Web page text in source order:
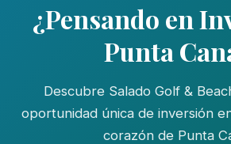
¿Pensando en
Punta
Descubre Salado Golf &
oportunidad única de inversión
corazón de Punta